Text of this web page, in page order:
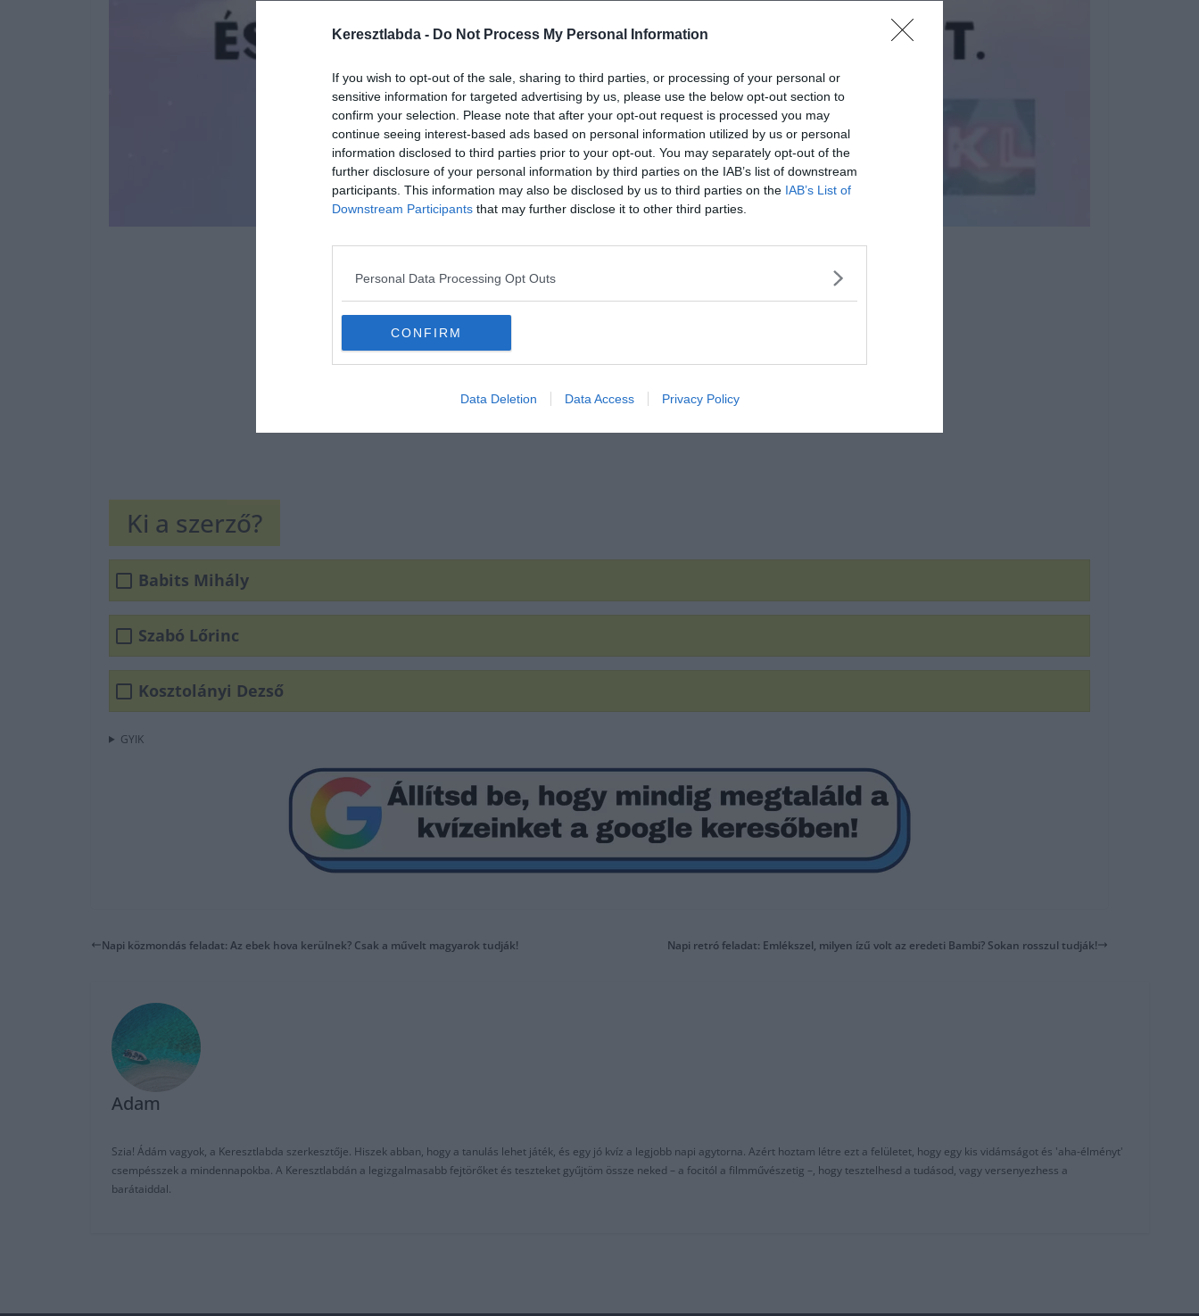
Keresztlabda - Do Not Process My Personal Information
If you wish to opt-out of the sale, sharing to third parties, or processing of your personal or
sensitive information for targeted advertising by us, please use the below opt-out section to
confirm your selection. Please note that after your opt-out request is processed you may
continue seeing interest-based ads based on personal information utilized by us or personal
information disclosed to third parties prior to your opt-out. You may separately opt-out of the
further disclosure of your personal information by third parties on the IAB’s list of downstream
participants. This information may also be disclosed by us to third parties on the IAB’s List of
Downstream Participants that may further disclose it to other third parties.
Personal Data Processing Opt Outs
CONFIRM
Data Deletion Data Access Privacy Policy
Hirdetés
Ki a szerző?
Babits Mihály
Szabó Lőrinc
Kosztolányi Dezső
GYIK
Napi közmondás feladat: Az ebek hova kerülnek? Csak a művelt magyarok tudják! Napi retró feladat: Emlékszel, milyen ízű volt az eredeti Bambi? Sokan rosszul tudják!
Adam
Szia! Ádám vagyok, a Keresztlabda szerkesztője. Hiszek abban, hogy a tanulás lehet játék, és egy jó kvíz a legjobb napi agytorna. Azért hoztam létre ezt a felületet, hogy egy kis vidámságot és 'aha-élményt'
csempésszek a mindennapokba. A Keresztlabdán a legizgalmasabb fejtörőket és teszteket gyűjtöm össze neked – a focitól a filmművészetig –, hogy tesztelhesd a tudásod, vagy versenyezhess a
barátaiddal.